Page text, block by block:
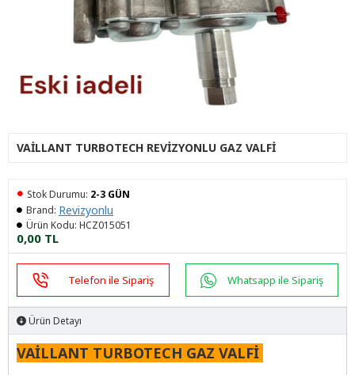
VAILLANT TURBOTECH REVIZYONLU GAZ VALFI
0,00 TL
Stok Durumu: 2-3 GÜN
Brand: Revizyonlu
Ürün Kodu: HCZ015051
Telefon ile Sipariş Whatsapp ile Sipariş
Ürün Detayı
VAİLLANT TURBOTECH GAZ VALFİ